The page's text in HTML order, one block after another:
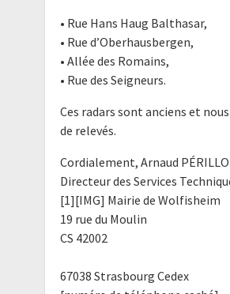
• Rue Hans Haug Balthasar,
• Rue d’Oberhausbergen,
• Allée des Romains,
• Rue des Seigneurs.
Ces radars sont anciens et
de relevés.
Cordialement, Arnaud
Directeur des Services
[1][IMG] Mairie de Wolfisheim
19 rue du Moulin
CS 42002
67038 Strasbourg Cedex